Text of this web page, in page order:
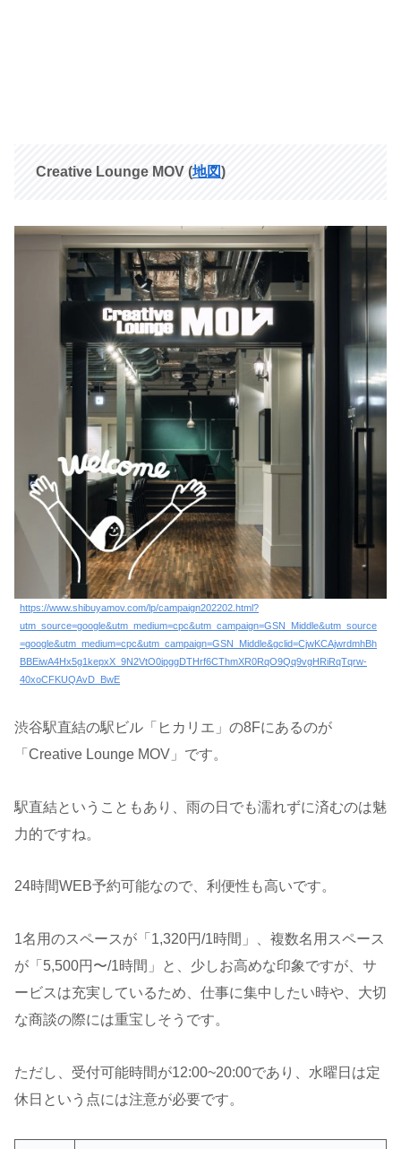
Creative Lounge MOV (地図)
https://www.shibuyamov.com/lp/campaign202202.html?
utm_source=google&utm_medium=cpc&utm_campaign=GSN_Middle&utm_source
=google&utm_medium=cpc&utm_campaign=GSN_Middle&gclid=CjwKCAjwrdmhBh
BBEiwA4Hx5g1kepxX_9N2VtO0ipggDTHrf6CThmXR0RqO9Qq9vgHRiRqTqrw-
40xoCFKUQAvD_BwE
渋谷駅直結の駅ビル「ヒカリエ」の8Fにあるのが
「Creative Lounge MOV」です。
駅直結ということもあり、雨の日でも濡れずに済むのは魅
力的ですね。
24時間WEB予約可能なので、利便性も高いです。
1名用のスペースが「1,320円/1時間」、複数名用スペース
が「5,500円〜/1時間」と、少しお高めな印象ですが、サ
ービスは充実しているため、仕事に集中したい時や、大切
な商談の際には重宝しそうです。
ただし、受付可能時間が12:00~20:00であり、水曜日は定
休日という点には注意が必要です。